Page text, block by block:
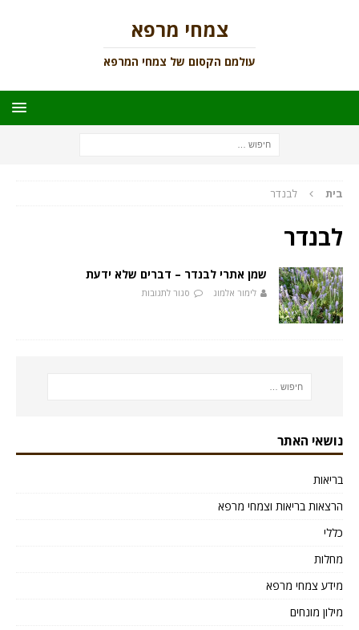
צמחי מרפא
עולמם הקסום של צמחי המרפא
בית לבנדר
לבנדר
שמן אתרי לבנדר – דברים שלא ידעת
לימור אלמוג סגור לתגובות
נושאי האתר
בריאות
הרצאות בריאות וצמחי מרפא
כללי
מחלות
מידע צמחי מרפא
מילון מונחים